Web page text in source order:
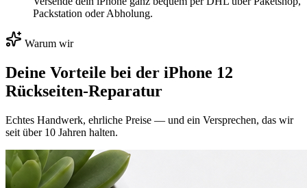
Packstation oder Abholung.
Warum wir
Deine Vorteile bei der iPhone 12
Rückseiten-Reparatur
Echtes Handwerk, ehrliche Preise — und ein Versprechen, das wir
seit über 10 Jahren halten.